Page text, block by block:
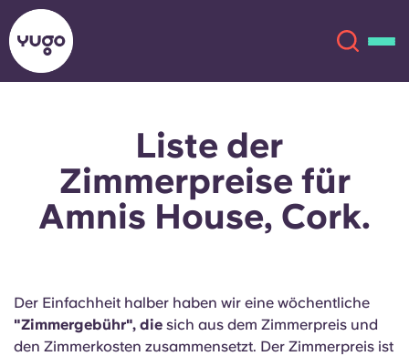
Standorte
English (GB)
English (US)
Italian French
Liste der
Zimmerpreise für
Amnis House, Cork.
Der Einfachheit halber haben wir eine wöchentliche
"Zimmergebühr", die sich aus dem Zimmerpreis und
den Zimmerkosten zusammensetzt. Der Zimmerpreis ist